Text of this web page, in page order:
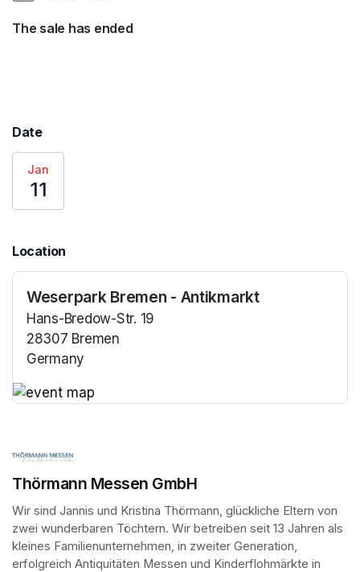
The sale has ended
Date
Jan
11
Location
Weserpark Bremen - Antikmarkt
Hans-Bredow-Str. 19
28307 Bremen
Germany
Thörmann Messen GmbH
Wir sind Jannis und Kristina Thörmann, glückliche Eltern von
zwei wunderbaren Töchtern. Wir betreiben seit 13 Jahren als
kleines Familienunternehmen, in zweiter Generation,
erfolgreich Antiquitäten Messen und Kinderflohmärkte in